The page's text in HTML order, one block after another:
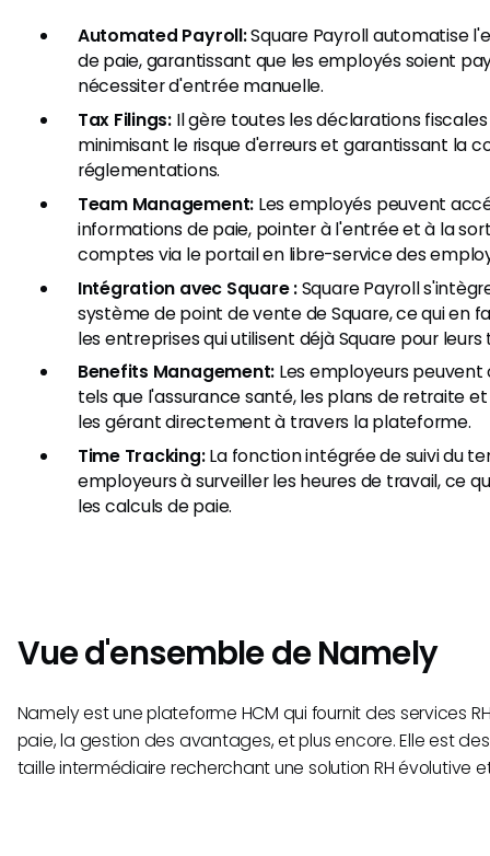
Automated Payroll:Square Payroll automatise
de paie, garantissant que les employés soient
nécessiter d'entrée manuelle.
Tax Filings:Il gère toutes les déclarations
minimisant le risque d'erreurs et garantissant la
réglementations.
Team Management: Les employés peuvent
informations de paie, pointer à l'entrée et à la
comptes via le portail en libre-service des
Intégration avec Square :Square Payroll
système de point de vente de Square, ce qui en
les entreprises qui utilisent déjà Square pour
Benefits Management: Les employeurs
tels que l'assurance santé, les plans de retraite
les gérant directement à travers la plateforme.
Time Tracking:La fonction intégrée de suivi du
employeurs à surveiller les heures de travail, ce
les calculs de paie.
Vue d'ensemble de Namely
Namely est une plateforme HCM qui fournit des services
paie, la gestion des avantages, et plus encore. Elle est
taille intermédiaire recherchant une solution RH évolutive